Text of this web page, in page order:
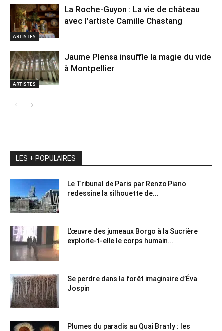
ARTISTES
La Roche-Guyon : La vie de château
avec l’artiste Camille Chastang
ARTISTES
Jaume Plensa insuffle la magie du vide
à Montpellier
LES + POPULAIRES
Le Tribunal de Paris par Renzo Piano
redessine la silhouette de...
L’œuvre des jumeaux Borgo à la Sucrière
exploite-t-elle le corps humain...
Se perdre dans la forêt imaginaire d’Éva
Jospin
Plumes du paradis au Quai Branly : les